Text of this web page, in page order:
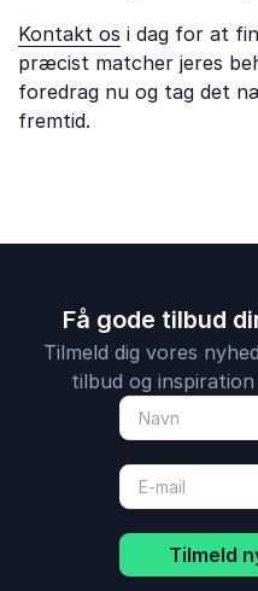
Kontakt os i dag for at
præcist matcher jeres
foredrag nu og tag det
fremtid.
Få gode tilbud
Tilmeld dig vores
tilbud og
Tilmeld